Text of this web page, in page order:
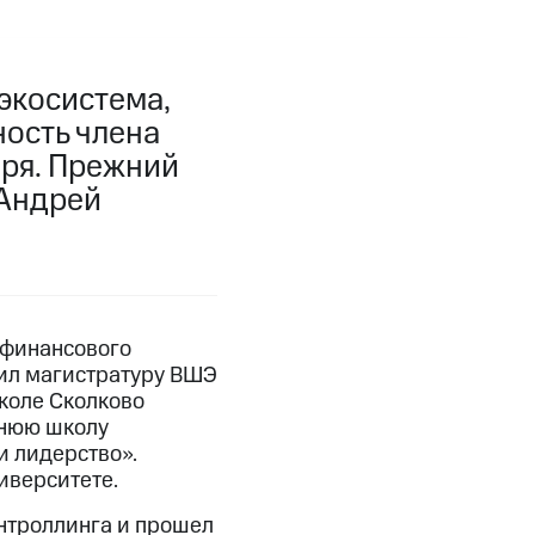
члена
Прежний
магистратуру ВШЭ
Сколково
школу
лидерство».
и прошел